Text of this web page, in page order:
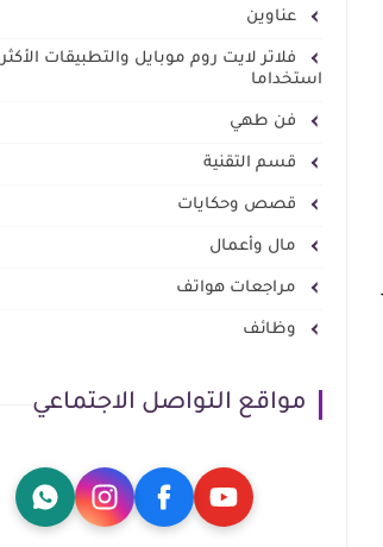
عناوين
فلاتر لايت روم موبايل والتطبيقات الأكثر
استخداما
فن طهي
قسم التقنية
قصص وحكايات
مال وأعمال
مراجعات هواتف
وظائف
مواقع التواصل الاجتماعي